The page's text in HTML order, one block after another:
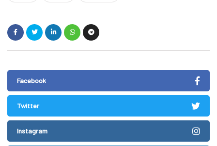
Facebook
Twitter
Instagram